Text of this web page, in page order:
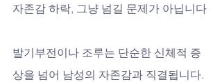
자존감 하락, 그냥 넘길 문제가 아닙니다
발기부전이나 조루는 단순한 신체적 증
상을 넘어 남성의 자존감과 직결됩니다.